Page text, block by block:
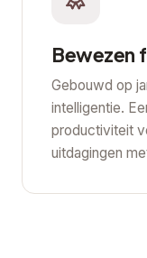
Bewezen
Gebouwd op
intelligentie.
productiviteit
uitdagingen